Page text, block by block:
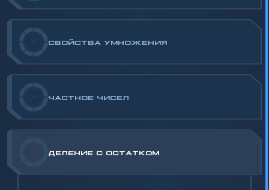
- СВОЙСТВА УМНОЖЕНИЯ
- ЧАСТНОЕ ЧИСЕЛ
ДЕЛЕНИЕ С ОСТАТКОМ